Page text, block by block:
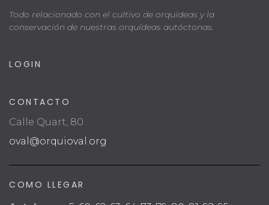
Todo relacionado con el cultivo de orquídeas y la
conservación de nuestras orquídeas autóctonas.
LOGIN
CONTACTO
Calle Quart, 80
oval@orquioval.org
COMO LLEGAR